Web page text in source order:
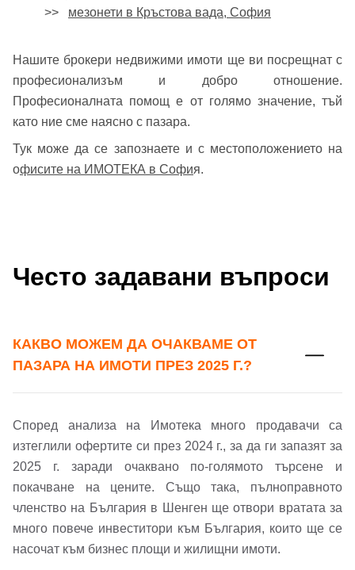
>> мезонети в Кръстова вада, София
Нашите брокери недвижими имоти ще ви посрещнат с
професионализъм и добро отношение.
Професионалната помощ е от голямо значение, тъй
като ние сме наясно с пазара.
Тук може да се запознаете и с местоположението на
офисите на ИМОТЕКА в София.
Често задавани въпроси
КАКВО МОЖЕМ ДА ОЧАКВАМЕ ОТ
ПАЗАРА НА ИМОТИ ПРЕЗ 2025 Г.?
Според анализа на Имотека много продавачи са
изтеглили офертите си през 2024 г., за да ги запазят за
2025 г. заради очаквано по-голямото търсене и
покачване на цените. Също така, пълноправното
членство на България в Шенген ще отвори вратата за
много повече инвеститори към България, които ще се
насочат към бизнес площи и жилищни имоти.